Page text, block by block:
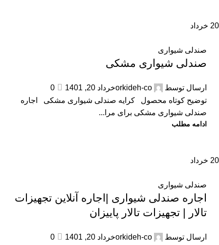
20 خرداد
صندلی شیواری
صندلی شیواری مشکی
ارسال توسط orkideh-coخرداد 20, 1401
0
توضیح کوتاه محصول کرایه صندلی شیواری مشکی اجاره
صندلی شیواری مشکی برای مرا...
ادامه مطلب
20 خرداد
صندلی شیواری
اجاره صندلی شیواری |اجاره آنلاین تجهیزات
تالار | تجهیزات تالار پاییزان
ارسال توسط orkideh-coخرداد 20, 1401
0